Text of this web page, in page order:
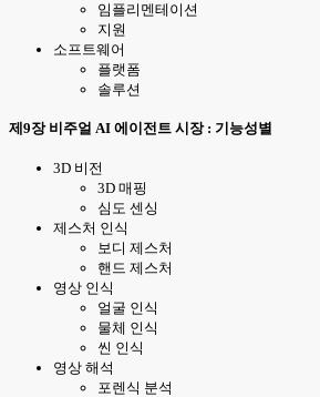
임플리멘테이션
지원
소프트웨어
플랫폼
솔루션
제9장 비주얼 AI 에이전트 시장 : 기능성별
3D 비전
3D 매핑
심도 센싱
제스처 인식
보디 제스처
핸드 제스처
영상 인식
얼굴 인식
물체 인식
씬 인식
영상 해석
포렌식 분석